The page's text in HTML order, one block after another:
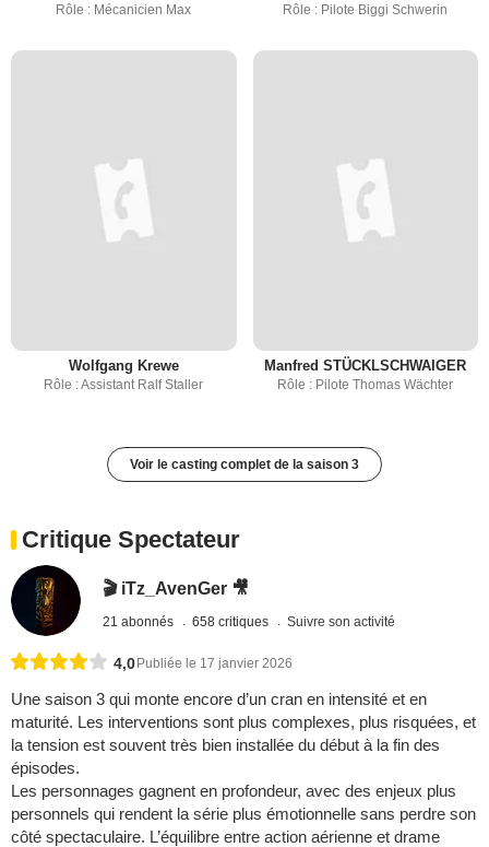
Rôle : Mécanicien Max Rôle : Pilote Biggi Schwerin
Wolfgang Krewe
Rôle : Assistant Ralf Staller
Manfred STÜCKLSCHWAIGER
Rôle : Pilote Thomas Wächter
Voir le casting complet de la saison 3
Critique Spectateur
🎬 iTz_AvenGer 🎥
21 abonnés 658 critiques Suivre son activité
4,0Publiée le 17 janvier 2026
Une saison 3 qui monte encore d’un cran en intensité et en
maturité. Les interventions sont plus complexes, plus risquées, et
la tension est souvent très bien installée du début à la fin des
épisodes.
Les personnages gagnent en profondeur, avec des enjeux plus
personnels qui rendent la série plus émotionnelle sans perdre son
côté spectaculaire. L’équilibre entre action aérienne et drame